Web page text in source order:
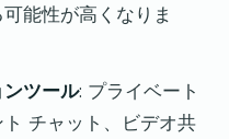
能性が高くなりま
ツール: プライベート
チャット、ビデオ共